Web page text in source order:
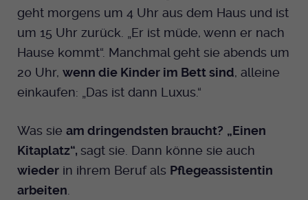
geht morgens um 4 Uhr aus dem Haus und ist
um 15 Uhr zurück. „Er ist müde, wenn er nach
Hause kommt“. Manchmal geht sie abends um
20 Uhr, wenn die Kinder im Bett sind, alleine
einkaufen: „Das ist dann Luxus.“
Was sie am dringendsten braucht? „Einen
Kitaplatz“, sagt sie. Dann könne sie auch
wieder in ihrem Beruf als Pflegeassistentin
arbeiten